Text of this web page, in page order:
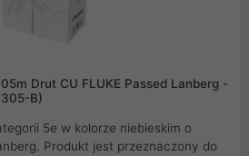
Drut CU FLUKE Passed Lanberg -
B)
5e w kolorze niebieskim o
Produkt jest przeznaczony do